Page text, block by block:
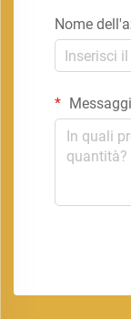
Nome